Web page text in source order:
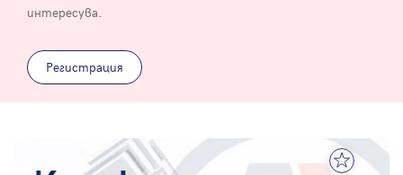
интересува.
Регистрация